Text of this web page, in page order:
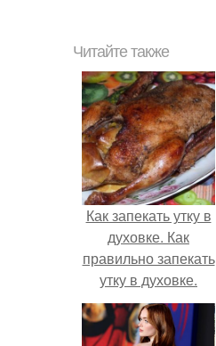
Читайте также
Как запекать утку в
духовке. Как
правильно запекать
утку в духовке.